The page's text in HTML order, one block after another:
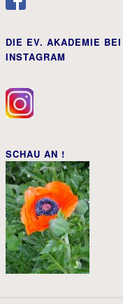
DIE EV. AKADEMIE BEI
INSTAGRAM
SCHAU AN !